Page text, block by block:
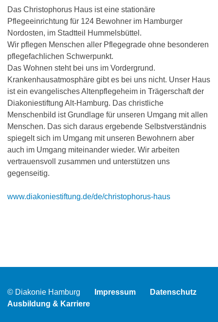
Das Christophorus Haus ist eine stationäre
Pflegeeinrichtung für 124 Bewohner im Hamburger
Nordosten, im Stadtteil Hummelsbüttel.
Wir pflegen Menschen aller Pflegegrade ohne besonderen
pflegefachlichen Schwerpunkt.
Das Wohnen steht bei uns im Vordergrund.
Krankenhausatmosphäre gibt es bei uns nicht. Unser Haus
ist ein evangelisches Altenpflegeheim in Trägerschaft der
Diakoniestiftung Alt-Hamburg. Das christliche
Menschenbild ist Grundlage für unseren Umgang mit allen
Menschen. Das sich daraus ergebende Selbstverständnis
spiegelt sich im Umgang mit unseren Bewohnern aber
auch im Umgang miteinander wieder. Wir arbeiten
vertrauensvoll zusammen und unterstützen uns
gegenseitig.
www.diakoniestiftung.de/de/christophorus-haus
© Diakonie Hamburg Impressum
Datenschutz
Ausbildung & Karriere